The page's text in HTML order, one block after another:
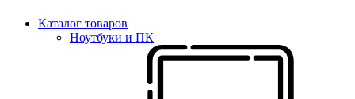
Каталог товаров
Ноутбуки и ПК